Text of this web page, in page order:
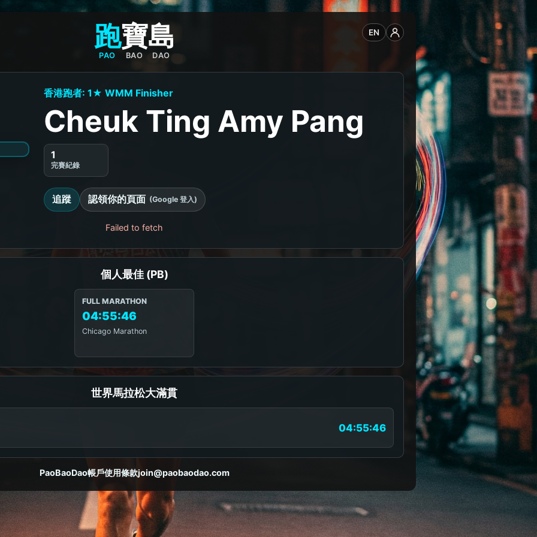
EN
跑
PAO
寶
BAO
島
DAO
香港跑者: 1★ WMM Finisher
Cheuk Ting Amy Pang
1
完賽紀錄
追蹤 認領你的頁面 (Google 登入)
Failed to fetch
個人最佳 (PB)
FULL MARATHON
04:55:46
Chicago Marathon
世界馬拉松大滿貫
04:55:46
PaoBaoDao帳戶使用條款join@paobaodao.com